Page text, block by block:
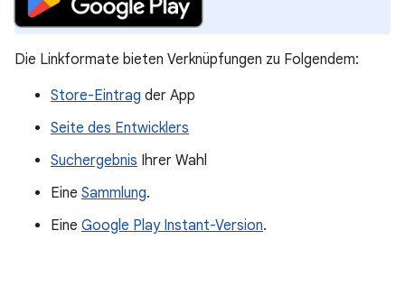
Die Linkformate bieten Verknüpfungen zu Folgendem:
Store-Eintrag der App
Seite des Entwicklers
Suchergebnis Ihrer Wahl
Eine Sammlung.
Eine Google Play Instant-Version.